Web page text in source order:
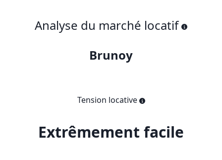
Analyse du marché locatif
Brunoy
Tension locative
Extrêmement facile